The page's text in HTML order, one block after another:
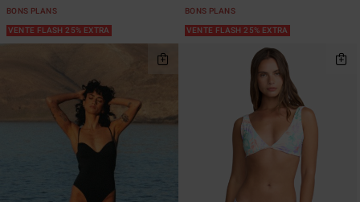
BONS PLANS
VENTE FLASH 25% EXTRA
BONS PLANS
VENTE FLASH 25% EXTRA